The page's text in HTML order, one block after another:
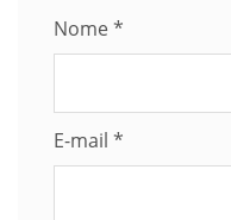
Nome*
E-mail *